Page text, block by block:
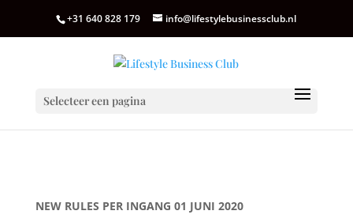
+31 640 828 179 info@lifestylebusinessclub.nl
Selecteer een pagina
NEW RULES PER INGANG 01 JUNI 2020